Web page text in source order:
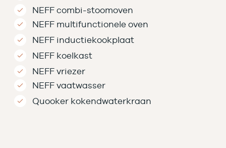
NEFF combi-stoomoven
NEFF multifunctionele oven
NEFF inductiekookplaat
NEFF koelkast
NEFF vriezer
NEFF vaatwasser
Quooker kokendwaterkraan